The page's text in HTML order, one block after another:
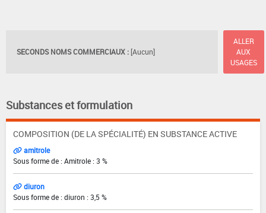
SECONDS NOMS COMMERCIAUX : [Aucun]
ALLER
AUX
USAGES
Substances et formulation
COMPOSITION (DE LA SPÉCIALITÉ) EN SUBSTANCE ACTIVE
amitrole
Sous forme de : Amitrole : 3 %
diuron
Sous forme de : diuron : 3,5 %